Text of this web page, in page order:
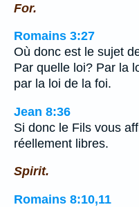
For.
Romains 3:27
Où donc est le sujet
Par quelle loi? Par la
par la loi de la foi.
Jean 8:36
Si donc le Fils vous
réellement libres.
Spirit.
Romains 8:10,11